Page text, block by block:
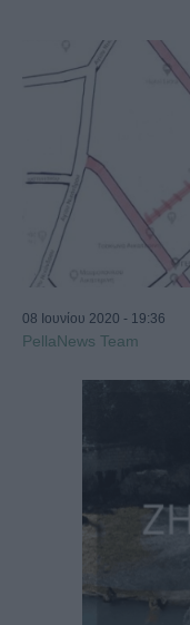
08 Ιουνίου 2020 - 19:36
PellaNews Team